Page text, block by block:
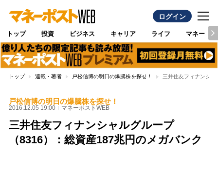
ログイン
トップ 投資 ビジネス キャリア ライフ マネー
トップ 連載・著者 戸松信博の明日の爆騰株を探せ！ 三井住友フィナンシ
戸松信博の明日の爆騰株を探せ！
2016.12.05 19:00 マネーポストWEB
三井住友フィナンシャルグループ
（8316）：総資産187兆円のメガバンク